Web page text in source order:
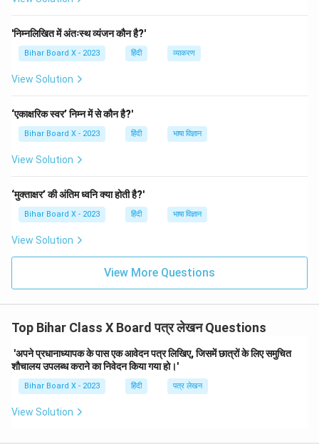
निवेदन पर ध्यान देकर शीघ्र कार्रवाई करें। मैं आपकी सहायता की
प्रतीक्षा करूंगा/करूंगी।
आपका विश्वासी,
[आपका नाम] कक्षा [कक्षा का नाम] विद्यालय [विद्यालय का नाम]
Download Solution in PDF
'निम्नलिखित में अंतःस्थ व्यंजन कौन है?'
Bihar Board X - 2023 हिंदी व्याकरण
View Solution
‘एकाक्षरिक स्वर’ निम्न में से कौन है?'
Bihar Board X - 2023 हिंदी भाषा विज्ञान
View Solution
‘मुक्ताक्षर’ की अंतिम ध्वनि क्या होती है?'
Bihar Board X - 2023 हिंदी भाषा विज्ञान
View Solution
View More Questions
Top Bihar Class X Board पत्र लेखन Questions
'अपने प्रधानाध्यापक के पास एक आवेदन पत्र लिखिए, जिसमें छात्रों के लिए समुचित
शौचालय उपलब्ध कराने का निवेदन किया गया हो।'
Bihar Board X - 2023 हिंदी पत्र लेखन
View Solution